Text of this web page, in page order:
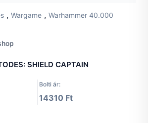
, Wargame , Warhammer 40.000
SHIELD CAPTAIN
Bolti ár:
14310 Ft